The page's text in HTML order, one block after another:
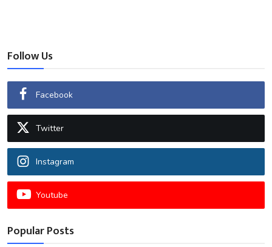
उपन्यास
सिनेमा
शायरी
ग़ज़ल
Follow Us
Facebook
Twitter
Instagram
Youtube
Popular Posts